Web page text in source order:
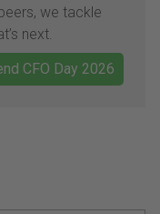
we tackle
next.
CFO Day 2026